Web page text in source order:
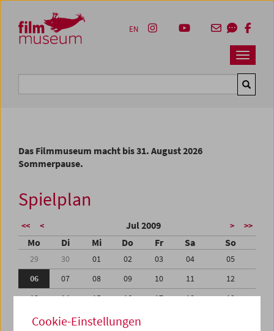
Zum Inhalt
Zum Hauptmenü
Zur Servicenavigation
Zum Suche
Navbar
EN
Das Filmmuseum macht bis 31. August 2026
Sommerpause.
Spielplan
<< < Jul 2009 > >>
Mo Di Mi Do Fr Sa So
29 30 01 02 03 04
05
06
07 08 09 10 11
12
13
14 15 16 17 18
19
20
21 22 23
Cookie-Einstellungen